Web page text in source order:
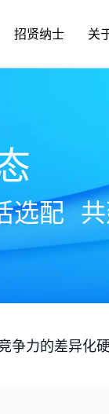
招贤纳士 关
选配
力的差异化